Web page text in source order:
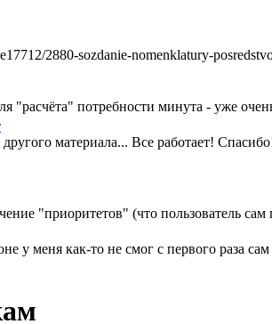
2880-sozdanie-nomenklatury-
"расчёта" потребности минута - уже
материала... Все работает!
"приоритетов" (что пользователь сам
меня как-то не смог с первого раза